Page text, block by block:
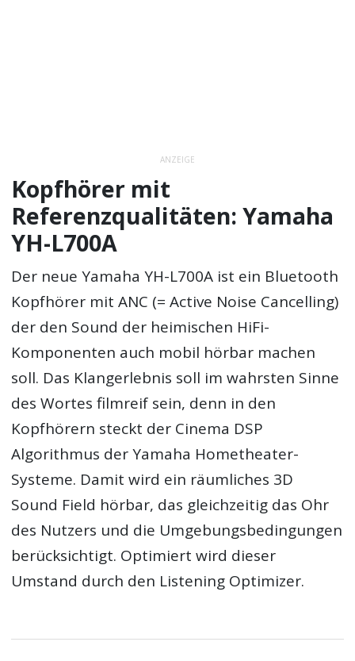
ANZEIGE
Kopfhörer mit
Referenzqualitäten: Yamaha
YH-L700A
Der neue Yamaha YH-L700A ist ein Bluetooth
Kopfhörer mit ANC (= Active Noise Cancelling)
der den Sound der heimischen HiFi-
Komponenten auch mobil hörbar machen
soll. Das Klangerlebnis soll im wahrsten Sinne
des Wortes filmreif sein, denn in den
Kopfhörern steckt der Cinema DSP
Algorithmus der Yamaha Hometheater-
Systeme. Damit wird ein räumliches 3D
Sound Field hörbar, das gleichzeitig das Ohr
des Nutzers und die Umgebungsbedingungen
berücksichtigt. Optimiert wird dieser
Umstand durch den Listening Optimizer.